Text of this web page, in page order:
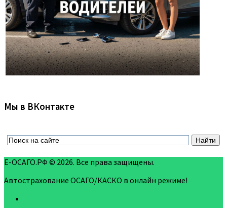
Мы в ВКонтакте
Е-ОСАГО.РФ © 2026. Все права защищены.
Автострахование ОСАГО/КАСКО в онлайн режиме!